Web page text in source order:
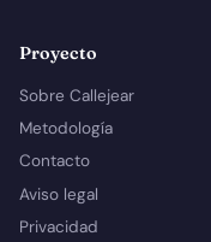
Proyecto
Sobre Callejear
Metodología
Contacto
Aviso legal
Privacidad